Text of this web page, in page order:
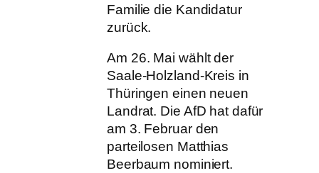
Familie die Kandidatur
zurück.
Am 26. Mai wählt der
Saale-Holzland-Kreis in
Thüringen einen neuen
Landrat. Die AfD hat dafür
am 3. Februar den
parteilosen Matthias
Beerbaum nominiert.